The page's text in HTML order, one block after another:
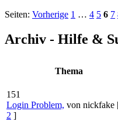
Seiten: Vorherige 1 … 4 5 6 7
Archiv - Hilfe &
Thema
151
Login Problem, von nickfake
2 ]